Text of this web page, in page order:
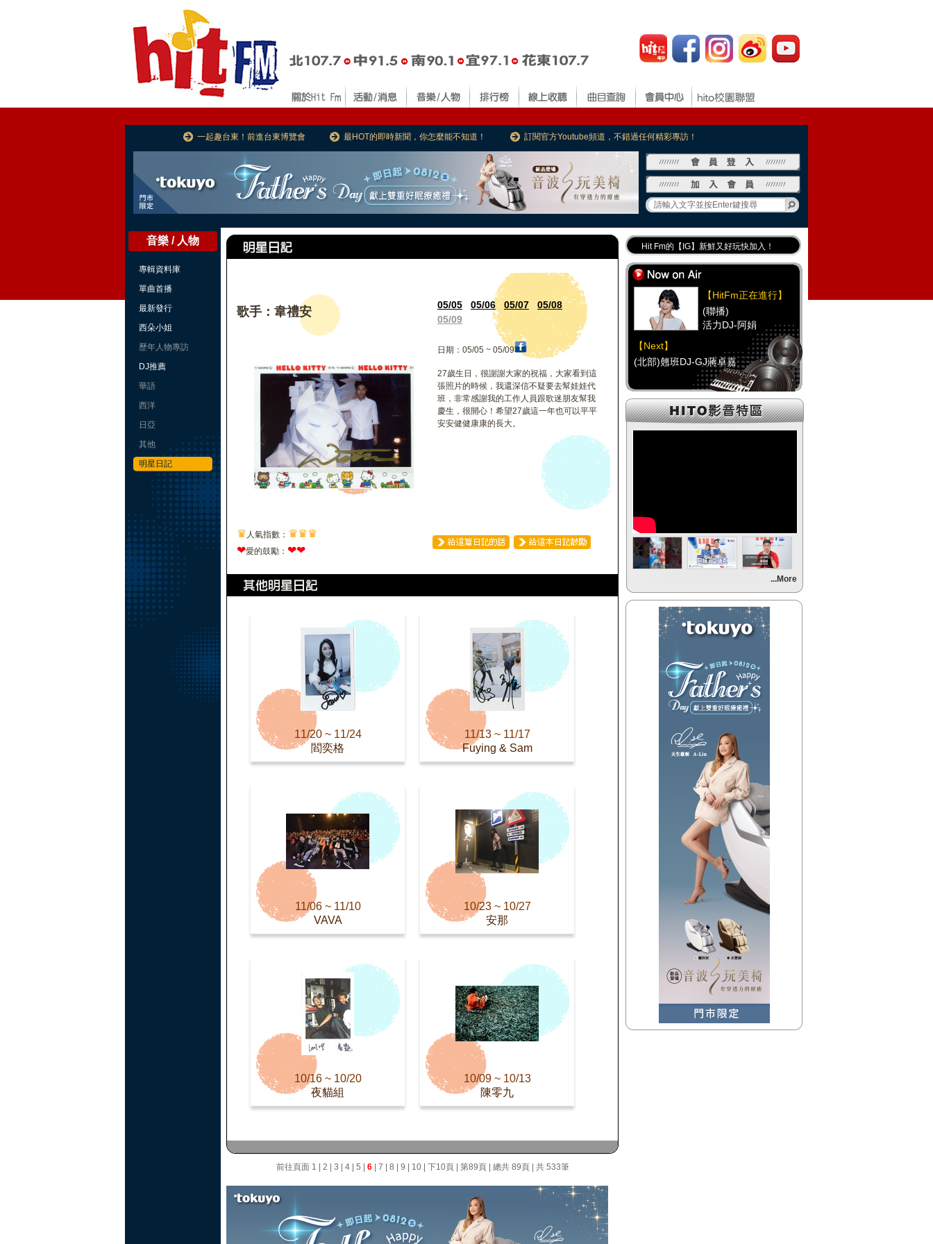
一起趣台東！前進台東博覽會 最HOT的即時新聞，你怎麼能不知道！ 訂閱官方Youtube頻道，不錯過任何精彩專訪！
音樂 / 人物
專輯資料庫
單曲首播
最新發行
西朵小姐
歷年人物專訪
DJ推薦
華語
西洋
日亞
其他
明星日記
歌手：韋禮安 05/05 05/06 05/07
05/08
05/09
日期：05/05 ~ 05/09
27歲生日，很謝謝大家的祝福，大家看到這
張照片的時候，我還深信不疑要去幫娃娃代
班，非常感謝我的工作人員跟歌迷朋友幫我
慶生，很開心！希望27歲這一年也可以平平
安安健健康康的長大。
♛ 人氣指數： ♛♛♛
❤愛的鼓勵： ❤❤
11/20 ~ 11/24
閻奕格
11/13 ~ 11/17
Fuying & Sam
11/06 ~ 11/10
VAVA
10/23 ~ 10/27
安那
10/16 ~ 10/20
夜貓組
10/09 ~ 10/13
陳零九
前往頁面 1 2 3 4| 5 6| 7 8 9 10| 下10頁| 第89頁| 總共 89頁 | 共 533筆
Hit Fm的【IG】新鮮又好玩快加入！
Hit Fm【FB臉書粉絲團】等你加入！
最專業《DJ推薦》好音樂千萬別錯過！
好康報報 最新優惠訊息都在這！
【HitFm正在進行】
(聯播)
活力DJ-阿娟
【Next】
(北部)翹班DJ-GJ蔣卓嘉
【HitFm正在進行】
(聯播)
(聯播)
活力DJ-阿娟
【Next】
【HitFm正在進行】
【Next】
(宜蘭)翹班DJ-維多
【HitFm正在進行】
(聯播)
活力DJ-阿娟
(花東)翹班DJ-GJ蔣卓嘉
...More